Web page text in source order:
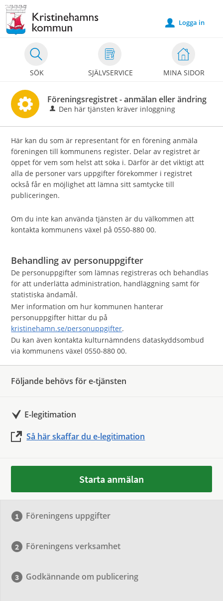
Välkommen
till
e-
tjänster
Kristinehamns
kommun
SÖK SJÄLVSERVICE MINA SIDOR
u Logga in
Föreningsregistret - anmälan eller ändring
Den här tjänsten kräver inloggning
Här kan du som är representant för en förening anmäla
föreningen till kommunens register. Delar av registret är
öppet för vem som helst att söka i. Därför är det viktigt att
alla de personer vars uppgifter förekommer i registret
också får en möjlighet att lämna sitt samtycke till
publiceringen.
Om du inte kan använda tjänsten är du välkommen att
kontakta kommunens växel på 0550-880 00.
Behandling av personuppgifter
De personuppgifter som lämnas registreras och behandlas
för att underlätta administration, handläggning samt för
statistiska ändamål.
Mer information om hur kommunen hanterar
personuppgifter hittar du på
kristinehamn.se/personuppgifter.
Du kan även kontakta kulturnämndens dataskyddsombud
via kommunens växel 0550-880 00.
Följande behövs för e-tjänsten
E-legitimation
Så här skaffar du e-legitimation
Starta anmälan
Föreningens uppgifter
Föreningens verksamhet
Godkännande om publicering